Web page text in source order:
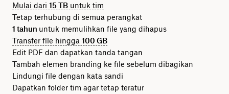
Mulai dari 15 TB untuk tim
Tetap terhubung di semua perangkat
1 tahun untuk memulihkan file yang dihapus
Transfer file hingga 100 GB
Edit PDF dan dapatkan tanda tangan
Tambah elemen branding ke file sebelum dibagikan
Lindungi file dengan kata sandi
Dapatkan folder tim agar tetap teratur